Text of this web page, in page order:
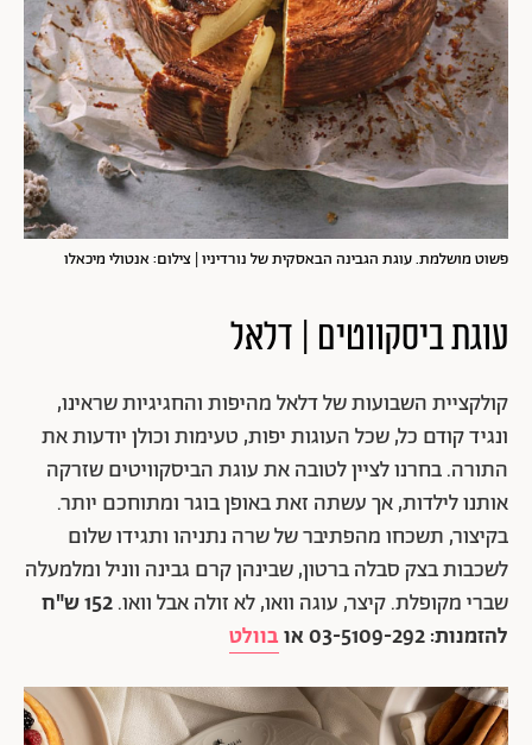
פשוט מושלמת. עוגת הגבינה הבאסקית של נורדיניו | צילום: אנטולי מיכאלו
עוגת ביסקווטים | דלאל
קולקציית השבועות של דלאל מהיפות והחגיגיות שראינו,
ונגיד קודם כל, שכל העוגות יפות, טעימות וכולן יודעות את
התורה. בחרנו לציין לטובה את עוגת הביסקוויטים שזרקה
אותנו לילדות, אך עשתה זאת באופן בוגר ומתוחכם יותר.
בקיצור, תשכחו מהפתיבר של שרה נתניהו ותגידו שלום
לשכבות בצק סבלה ברטון, שבינהן קרם גבינה ווניל ומלמעלה
שברי מקופלת. קיצר, עוגה וואו, לא זולה אבל וואו.152 ש"ח
להזמנות: 03-5109-292 או
בוולט